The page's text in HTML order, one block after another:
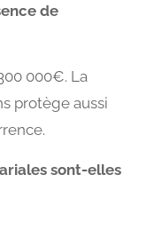
de
000€. La
protège aussi
sont-elles